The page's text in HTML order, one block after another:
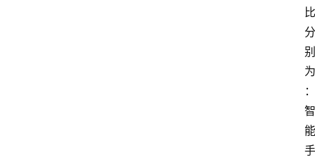
比
分
别
为
：
智
能
手